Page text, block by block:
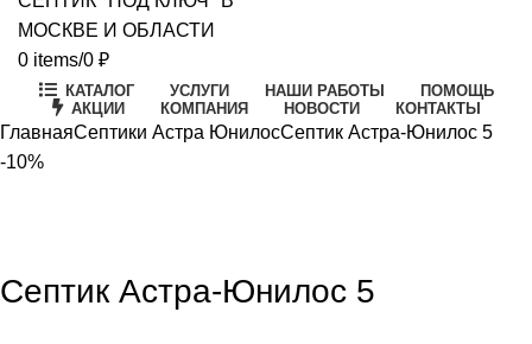
0 items/0 ₽
КАТАЛОГ УСЛУГИ НАШИ РАБОТЫ
ПОМОЩЬ
АКЦИИ
КОМПАНИЯ НОВОСТИ КОНТАКТЫ
ГлавнаяСептики Астра ЮнилосСептик Астра-Юнилос 5
-10%
Септик Астра-Юнилос 5